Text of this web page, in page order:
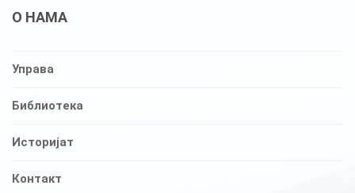
О НАМА
Управа
Библиотека
Историјат
Контакт